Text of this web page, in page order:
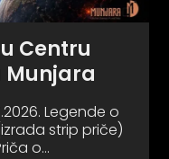
Centru
Munjara
Legende o
strip priče)
o…